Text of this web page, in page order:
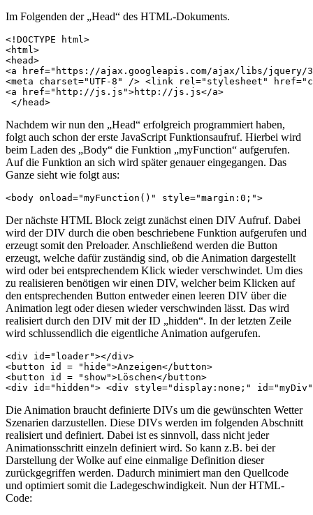
Im Folgenden der „Head“ des HTML-Dokuments.
<!DOCTYPE html>
<html>
<head>
<a href="https://ajax.googleapis.com/ajax/libs/
<meta charset="UTF-8" /> <link rel="stylesheet"
<a href="http://js.js">http://js.js</a>
</head>
Nachdem wir nun den „Head“ erfolgreich programmiert haben,
folgt auch schon der erste JavaScript Funktionsaufruf. Hierbei wird
beim Laden des „Body“ die Funktion „myFunction“ aufgerufen.
Auf die Funktion an sich wird später genauer eingegangen. Das
Ganze sieht wie folgt aus:
<body onload="myFunction()" style="margin:0;">
Der nächste HTML Block zeigt zunächst einen DIV Aufruf. Dabei
wird der DIV durch die oben beschriebene Funktion aufgerufen und
erzeugt somit den Preloader. Anschließend werden die Button
erzeugt, welche dafür zuständig sind, ob die Animation dargestellt
wird oder bei entsprechendem Klick wieder verschwindet. Um dies
zu realisieren benötigen wir einen DIV, welcher beim Klicken auf
den entsprechenden Button entweder einen leeren DIV über die
Animation legt oder diesen wieder verschwinden lässt. Das wird
realisiert durch den DIV mit der ID „hidden“. In der letzten Zeile
wird schlussendlich die eigentliche Animation aufgerufen.
<div id="loader"></div>
<button id = "hide">Anzeigen</button>
<button id = "show">Löschen</button>
<div id="hidden"> <div style="display:none;" id="myDiv"
Die Animation braucht definierte DIVs um die gewünschten Wetter
Szenarien darzustellen. Diese DIVs werden im folgenden Abschnitt
realisiert und definiert. Dabei ist es sinnvoll, dass nicht jeder
Animationsschritt einzeln definiert wird. So kann z.B. bei der
Darstellung der Wolke auf eine einmalige Definition dieser
zurückgegriffen werden. Dadurch minimiert man den Quellcode
und optimiert somit die Ladegeschwindigkeit. Nun der HTML-
Code: